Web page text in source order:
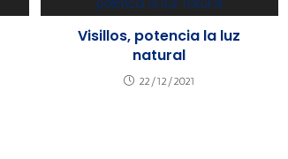
Visillos, potencia la luz
natural
22/12/2021